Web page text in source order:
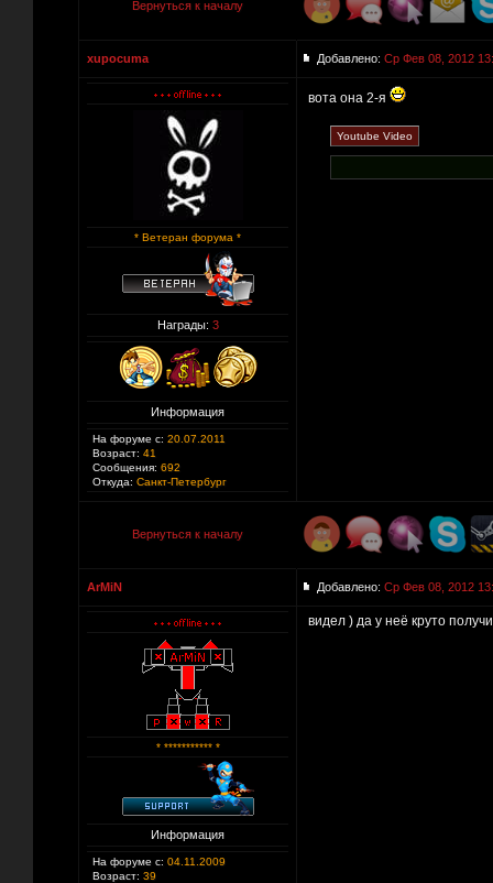
Вернуться к началу
xupocuma Добавлено: Ср Фев 08, 2012
* Ветеран форума *
Награды: 3
Информация
На форуме с: 20.07.2011
Возраст: 41
Сообщения: 692
Откуда: Санкт-Петербург
вота она 2-я
Вернуться к началу
ArMiN Добавлено: Ср Фев 08, 2012
* *********** *
Информация
На форуме с: 04.11.2009
Возраст: 39
видел ) да у неё круто